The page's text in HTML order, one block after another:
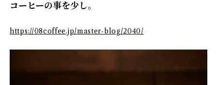
コーヒーの事を少し。
https://08coffee.jp/master-blog/2040/